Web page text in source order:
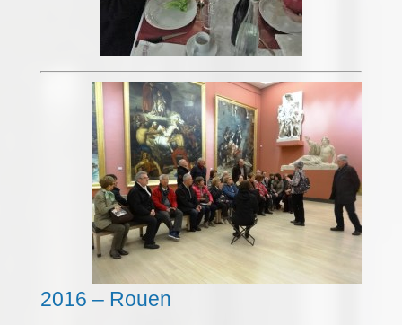
2016 – Rouen